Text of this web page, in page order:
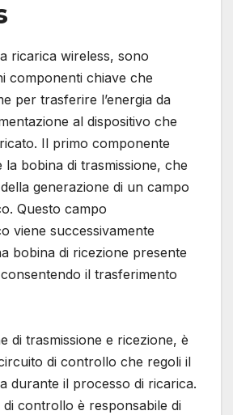
ricarica wireless, sono
componenti chiave che
per trasferire l’energia da
al dispositivo che
Il primo componente
la bobina di trasmissione, che
generazione di un campo
Questo campo
viene successivamente
bobina di ricezione presente
il trasferimento
di trasmissione e ricezione, è
di controllo che regoli il
durante il processo di ricarica.
controllo è responsabile di